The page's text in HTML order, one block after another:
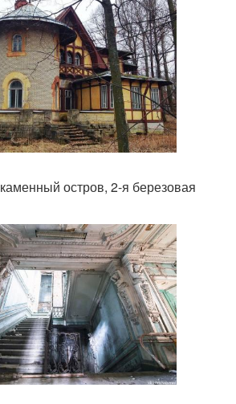
остров, 2-я березовая